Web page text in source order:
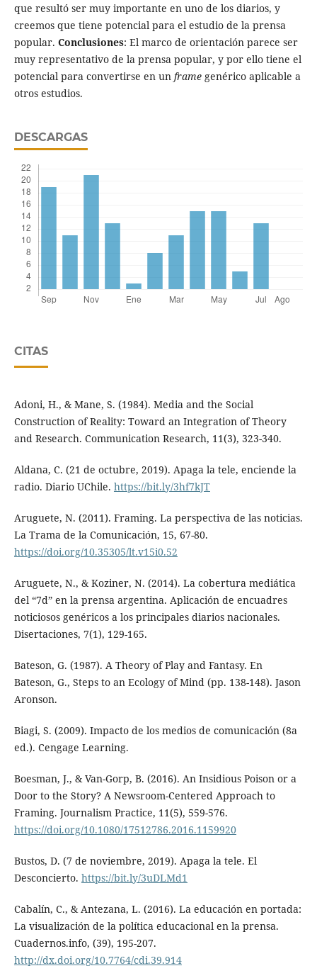
que resultó ser muy importante en uno de los diarios, y
creemos que tiene potencial para el estudio de la prensa
popular. Conclusiones: El marco de orientación parece ser
muy representativo de la prensa popular, y por ello tiene el
potencial para convertirse en un framegenérico aplicable a
otros estudios.
DESCARGAS
CITAS
Adoni, H., & Mane, S. (1984). Media and the Social
Construction of Reality: Toward an Integration of Theory
and Research. Communication Research, 11(3), 323-340.
Aldana, C. (21 de octubre, 2019). Apaga la tele, enciende la
radio. Diario UChile. https://bit.ly/3hf7kJT
Aruguete, N. (2011). Framing. La perspectiva de las noticias.
La Trama de la Comunicación, 15, 67-80.
https://doi.org/10.35305/lt.v15i0.52
Aruguete, N., & Koziner, N. (2014). La cobertura mediática
del “7d” en la prensa argentina. Aplicación de encuadres
noticiosos genéricos a los principales diarios nacionales.
Disertaciones, 7(1), 129-165.
Bateson, G. (1987). A Theory of Play and Fantasy. En
Bateson, G., Steps to an Ecology of Mind (pp. 138-148). Jason
Aronson.
Biagi, S. (2009). Impacto de los medios de comunicación (8a
ed.). Cengage Learning.
Boesman, J., & Van-Gorp, B. (2016). An Insidious Poison or a
Door to the Story? A Newsroom-Centered Approach to
Framing. Journalism Practice, 11(5), 559-576.
https://doi.org/10.1080/17512786.2016.1159920
Bustos, D. (7 de noviembre, 2019). Apaga la tele. El
Desconcierto. https://bit.ly/3uDLMd1
Cabalín, C., & Antezana, L. (2016). La educación en portada:
La visualización de la política educacional en la prensa.
Cuadernos.info, (39), 195-207.
http://dx.doi.org/10.7764/cdi.39.914